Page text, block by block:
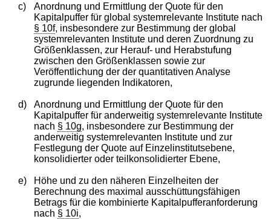
c)
Anordnung und Ermittlung der Quote für den
Kapitalpuffer für global systemrelevante Institute nach
§ 10f, insbesondere zur Bestimmung der global
systemrelevanten Institute und deren Zuordnung zu
Größenklassen, zur Herauf- und Herabstufung
zwischen den Größenklassen sowie zur
Veröffentlichung der der quantitativen Analyse
zugrunde liegenden Indikatoren,
d)
Anordnung und Ermittlung der Quote für den
Kapitalpuffer für anderweitig systemrelevante Institute
nach § 10g, insbesondere zur Bestimmung der
anderweitig systemrelevanten Institute und zur
Festlegung der Quote auf Einzelinstitutsebene,
konsolidierter oder teilkonsolidierter Ebene,
e)
Höhe und zu den näheren Einzelheiten der
Berechnung des maximal ausschüttungsfähigen
Betrags für die kombinierte Kapitalpufferanforderung
nach § 10i,